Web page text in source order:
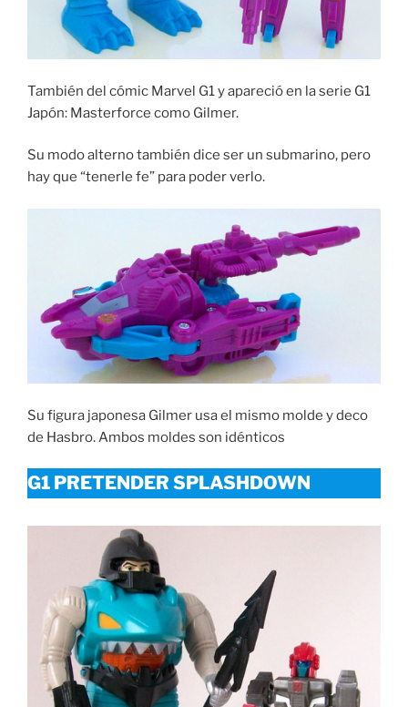
También del cómic Marvel G1 y apareció en la serie G1
Japón: Masterforce como Gilmer.
Su modo alterno también dice ser un submarino, pero
hay que “tenerle fe” para poder verlo.
Su figura japonesa Gilmer usa el mismo molde y deco
de Hasbro. Ambos moldes son idénticos
G1 PRETENDER SPLASHDOWN